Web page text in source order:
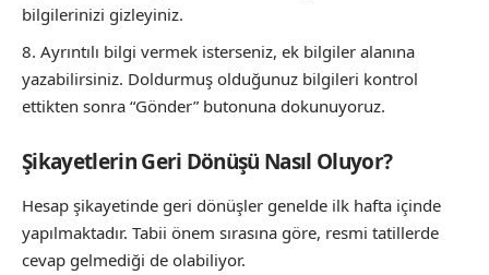
bilgilerinizi gizleyiniz.
Ayrıntılı bilgi vermek isterseniz, ek bilgiler alanına
yazabilirsiniz. Doldurmuş olduğunuz bilgileri kontrol
ettikten sonra “Gönder” butonuna dokunuyoruz.
Şikayetlerin Geri Dönüşü Nasıl Oluyor?
Hesap şikayetinde geri dönüşler genelde ilk hafta içinde
yapılmaktadır. Tabii önem sırasına göre, resmi tatillerde
cevap gelmediği de olabiliyor.